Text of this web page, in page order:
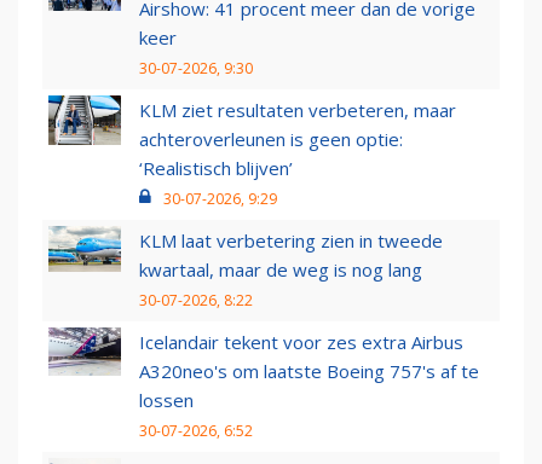
Airshow: 41 procent meer dan de vorige
keer
30-07-2026, 9:30
KLM ziet resultaten verbeteren, maar
achteroverleunen is geen optie:
‘Realistisch blijven’
30-07-2026, 9:29
KLM laat verbetering zien in tweede
kwartaal, maar de weg is nog lang
30-07-2026, 8:22
Icelandair tekent voor zes extra Airbus
A320neo's om laatste Boeing 757's af te
lossen
30-07-2026, 6:52